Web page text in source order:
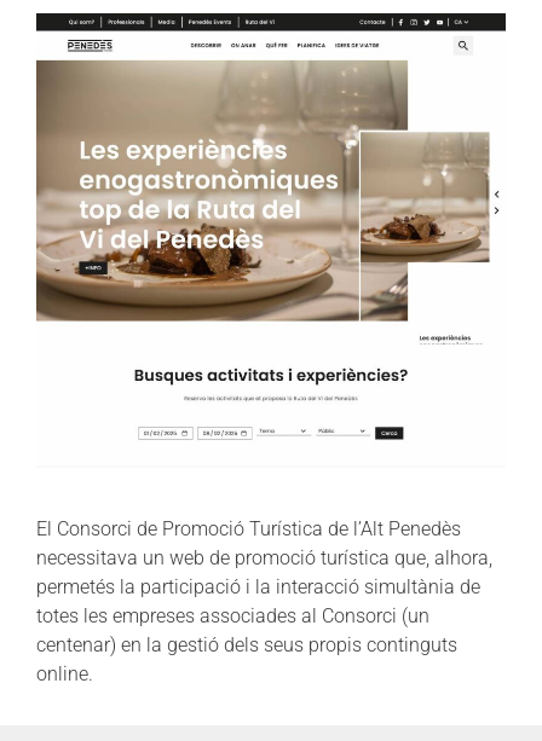
El Consorci de Promoció Turística de l’Alt Penedès
necessitava un web de promoció turística que, alhora,
permetés la participació i la interacció simultània de
totes les empreses associades al Consorci (un
centenar) en la gestió dels seus propis continguts
online.